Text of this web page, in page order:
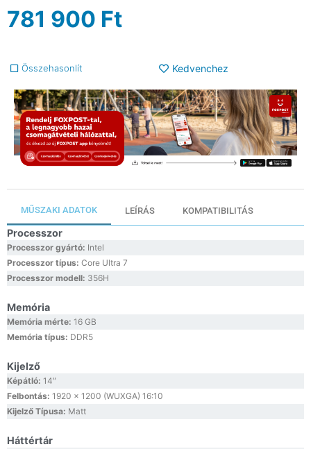
781 900 Ft
Összehasonlít Kedvenchez
MŰSZAKI ADATOK LEÍRÁS KOMPATIBILITÁS
Processzor
Processzor gyártó: Intel
Processzor típus: Core Ultra 7
Processzor modell: 356H
Memória
Memória mérte: 16 GB
Memória típus: DDR5
Kijelző
Képátló: 14″
Felbontás: 1920 x 1200 (WUXGA) 16:10
Kijelző Típusa: Matt
Háttértár